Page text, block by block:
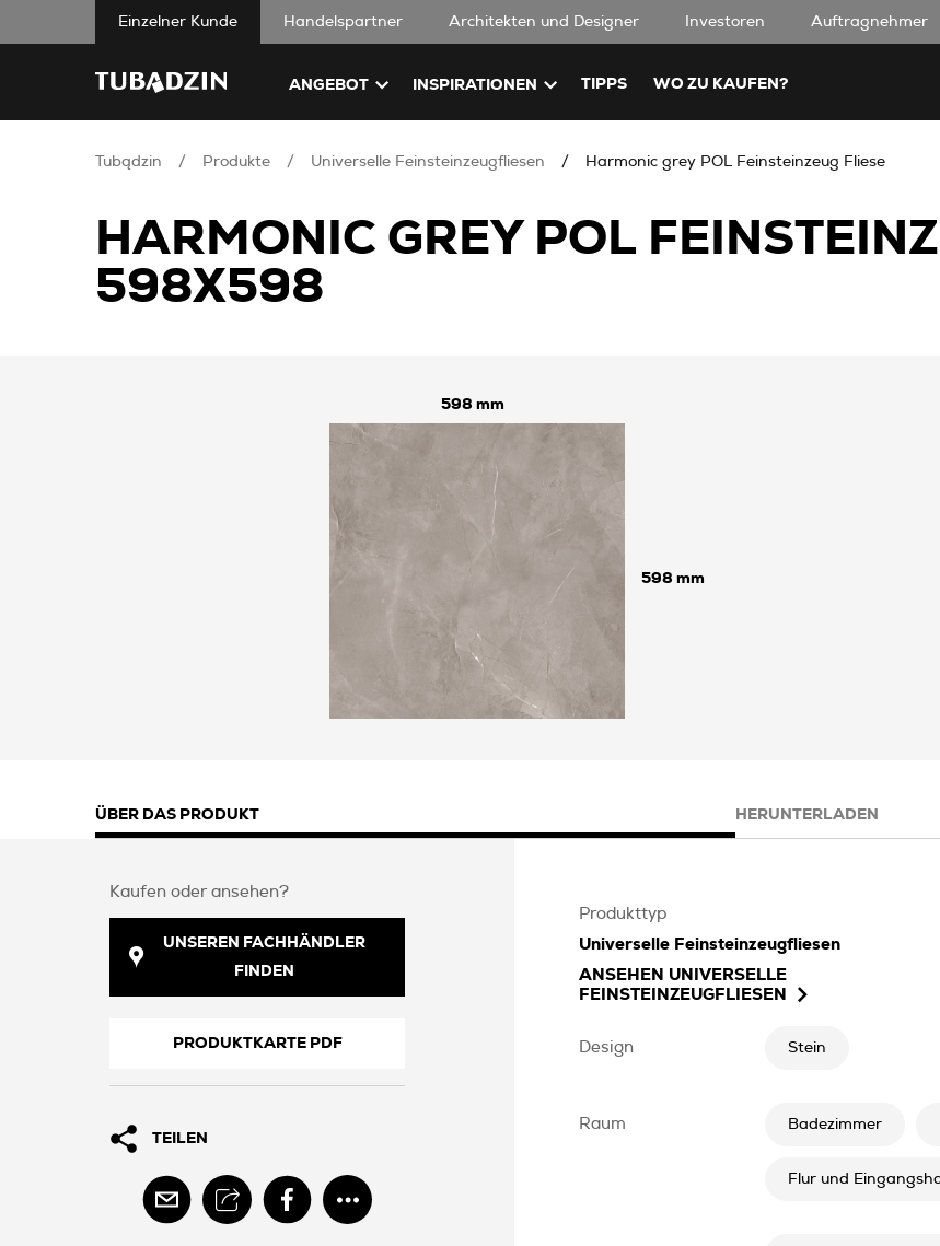
Einzelner Kunde Handelspartner Architekten und Designer Investoren Auftragnehmer
ANGEBOT INSPIRATIONEN TIPPS WO ZU KAUFEN?
Tubądzin Produkte Universelle Feinsteinzeugfliesen Harmonic grey POL Feinsteinzeug Fliese
HARMONIC GREY POL
598X598
598
598
ÜBER DAS PRODUKT HERUNTERLADEN
Kaufen oder ansehen?
UNSEREN FACHHÄNDLER
FINDEN
PRODUKTKARTE PDF
TEILEN
Produkttyp
Universelle Feinsteinzeugfliesen
ANSEHEN UNIVERSELLE
FEINSTEINZEUGFLIESEN
Design Stein
Raum Badezimmer
Flur und